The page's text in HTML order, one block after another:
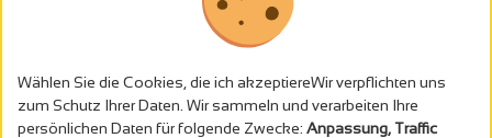
Wählen Sie die Cookies, die ich akzeptiereWir verpflichten uns
zum Schutz Ihrer Daten. Wir sammeln und verarbeiten Ihre
persönlichen Daten für folgende Zwecke: Anpassung, Traffic